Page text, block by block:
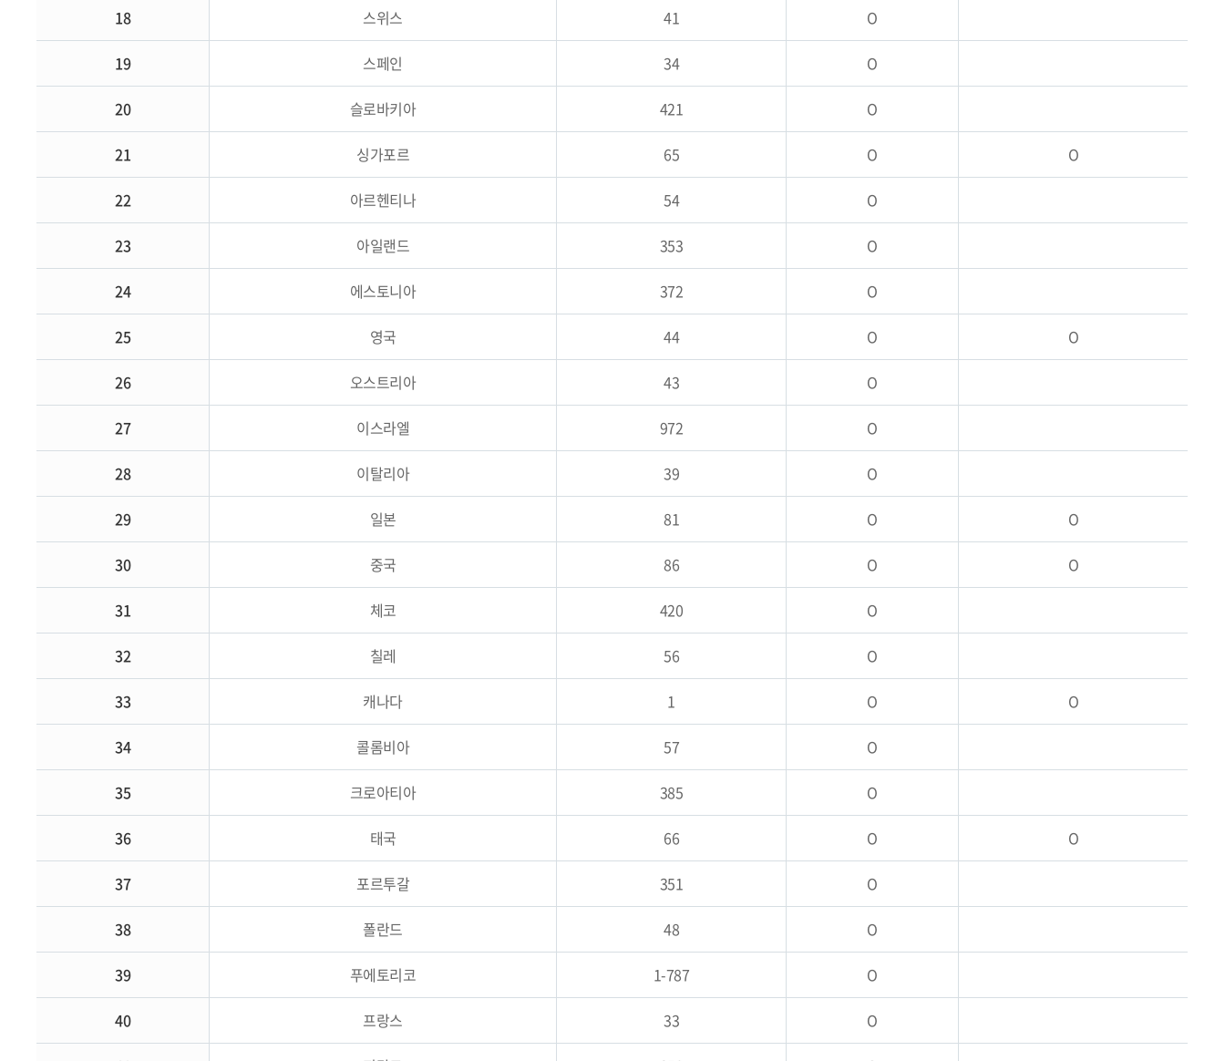
18 스위스 41 O
19 스페인 34 O
20 슬로바키아 421 O
21 싱가포르 65 O O
22 아르헨티나 54 O
23 아일랜드 353 O
24 에스토니아 372 O
25 영국 44 O O
26 오스트리아 43 O
27 이스라엘 972 O
28 이탈리아 39 O
29 일본 81 O O
30 중국 86 O O
31 체코 420 O
32 칠레 56 O
33 캐나다 1 O O
34 콜롬비아 57 O
35 크로아티아 385 O
36 태국 66 O O
37 포르투갈 351 O
38 폴란드 48 O
39 푸에토리코 1-787 O
40 프랑스 33 O